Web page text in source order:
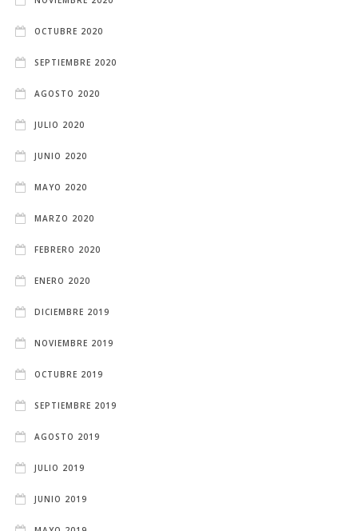
OCTUBRE 2020
SEPTIEMBRE 2020
AGOSTO 2020
JULIO 2020
JUNIO 2020
MAYO 2020
MARZO 2020
FEBRERO 2020
ENERO 2020
DICIEMBRE 2019
NOVIEMBRE 2019
OCTUBRE 2019
SEPTIEMBRE 2019
AGOSTO 2019
JULIO 2019
JUNIO 2019